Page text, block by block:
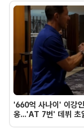
'660억 사나이' 이강
옹...'AT 7번' 데뷔 초